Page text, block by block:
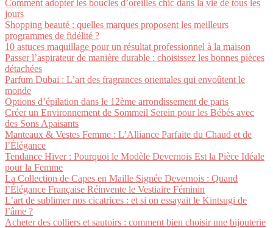
Comment adopter les boucles d’oreilles chic dans la vie de tous les
jours
Shopping beauté : quelles marques proposent les meilleurs
programmes de fidélité ?
10 astuces maquillage pour un résultat professionnel à la maison
Passer l’aspirateur de manière durable : choisissez les bonnes pièces
détachées
Parfum Dubaï : L’art des fragrances orientales qui envoûtent le
monde
Options d’épilation dans le 12ème arrondissement de paris
Créer un Environnement de Sommeil Serein pour les Bébés avec
des Sons Apaisants
Manteaux & Vestes Femme : L’Alliance Parfaite du Chaud et de
l’Élégance
Tendance Hiver : Pourquoi le Modèle Devernois Est la Pièce Idéale
pour la Femme
La Collection de Capes en Maille Signée Devernois : Quand
l’Élégance Française Réinvente le Vestiaire Féminin
L’art de sublimer nos cicatrices : et si on essayait le Kintsugi de
l’âme ?
Acheter des colliers et sautoirs : comment bien choisir une bijouterie